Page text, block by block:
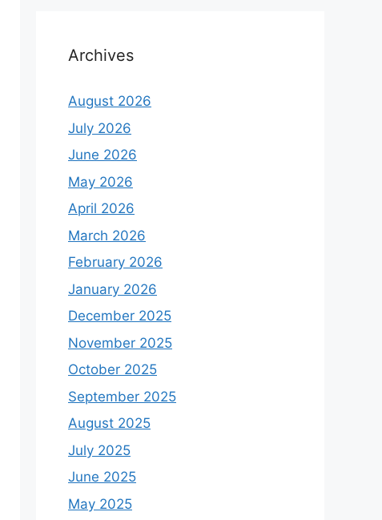
Archives
August 2026
July 2026
June 2026
May 2026
April 2026
March 2026
February 2026
January 2026
December 2025
November 2025
October 2025
September 2025
August 2025
July 2025
June 2025
May 2025